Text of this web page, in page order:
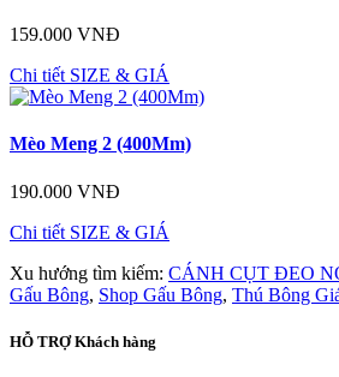
159.000 VNĐ
Chi tiết SIZE & GIÁ
Mèo Meng 2 (400Mm)
190.000 VNĐ
Chi tiết SIZE & GIÁ
Xu hướng tìm kiếm: CÁNH CỤT ĐEO
Gấu Bông, Shop Gấu Bông, Thú Bông
HỖ TRỢKhách hàng